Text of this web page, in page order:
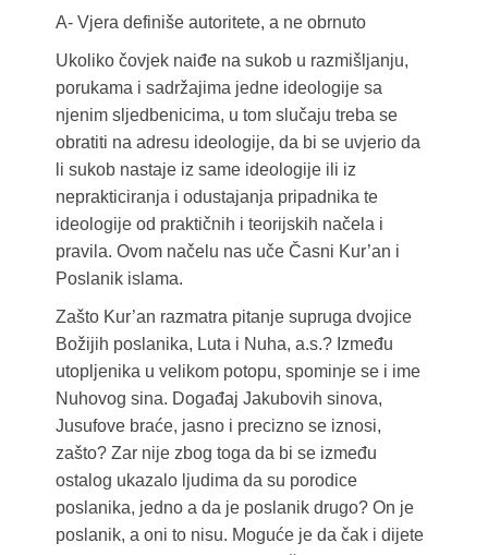
A- Vjera definiše autoritete, a ne obrnuto
Ukoliko čovjek naiđe na sukob u razmišljanju,
porukama i sadržajima jedne ideologije sa
njenim sljedbenicima, u tom slučaju treba se
obratiti na adresu ideologije, da bi se uvjerio da
li sukob nastaje iz same ideologije ili iz
neprakticiranja i odustajanja pripadnika te
ideologije od praktičnih i teorijskih načela i
pravila. Ovom načelu nas uče Časni Kur’an i
Poslanik islama.
Zašto Kur’an razmatra pitanje supruga dvojice
Božijih poslanika, Luta i Nuha, a.s.? Između
utopljenika u velikom potopu, spominje se i ime
Nuhovog sina. Događaj Jakubovih sinova,
Jusufove braće, jasno i precizno se iznosi,
zašto? Zar nije zbog toga da bi se između
ostalog ukazalo ljudima da su porodice
poslanika, jedno a da je poslanik drugo? On je
poslanik, a oni to nisu. Moguće je da čak i dijete